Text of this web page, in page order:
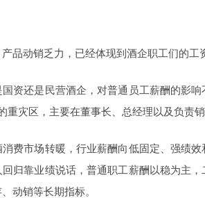
品动销乏力，已经体现到酒企职工们的工
资还是民营酒企，对普通员工薪酬的影
重灾区，主要在董事长、总经理以及负责
费市场转暖，行业薪酬向低固定、强绩
归靠业绩说话，普通职工薪酬以稳为主
动销等长期指标。